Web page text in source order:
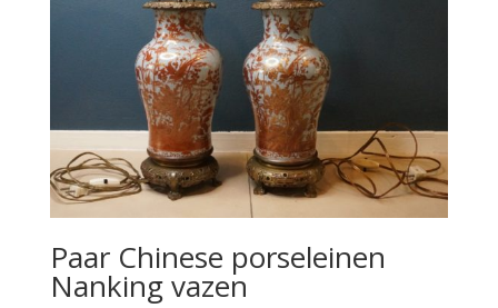
Paar Chinese porseleinen
Nanking vazen